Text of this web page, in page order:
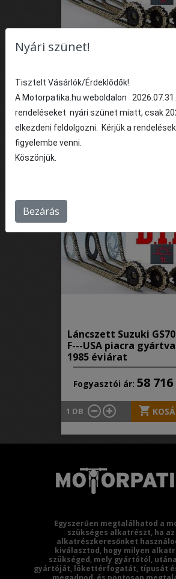
Láncszett Suzuki GS700
F---USA piacra gyártva
1985 évjárat
Fogyasztói ár:58
Láncszett Suzuki
F---USA piacra gyártva
1985 évjárat
Fogyasztói ár: 58
1 DB
Egyszerűen megtalálhatod a
szükséges alkatrészt, ha
alkatrészkeresőnket
kiválasztod, hogy milyen
szükséged, mely gyártótól,
gyártóját, lökettérfogatát, típusát
Nyári szünet!
Tisztelt Vásárlók/Érdeklődők!
A Motorpatika.hu weboldalon
rendeléseket nyári szünet miatt, csak
elkezdeni feldolgozni. Kérjük a
figyelembe venni.
Köszönjük.
Bezárás